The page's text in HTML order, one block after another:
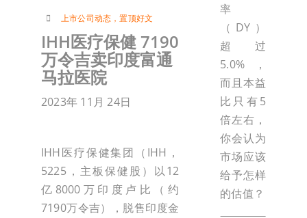
上市公司动态 ，置顶好文
IHH医疗保健 7190
万令吉卖印度富通
马拉医院
2023年 11月 24日
IHH医疗保健集团（IHH，
5225，主板保健股）以12
亿8000万印度卢比（约
7190万令吉），脱售印度金
率
（DY）
超过
5.0%，
而且本益
比只有5
倍左右，
你会认为
市场应该
给予怎样
的估值？